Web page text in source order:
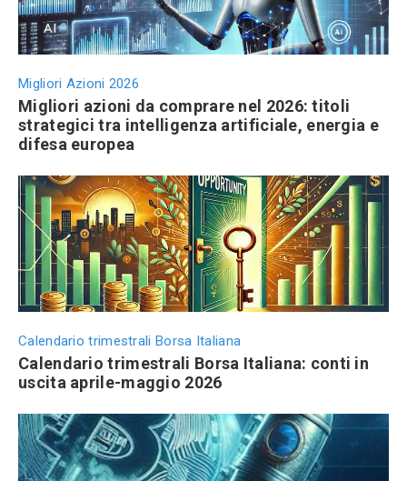
Migliori Azioni 2026
Migliori azioni da comprare nel 2026: titoli
strategici tra intelligenza artificiale, energia e
difesa europea
Calendario trimestrali Borsa Italiana
Calendario trimestrali Borsa Italiana: conti in
uscita aprile-maggio 2026